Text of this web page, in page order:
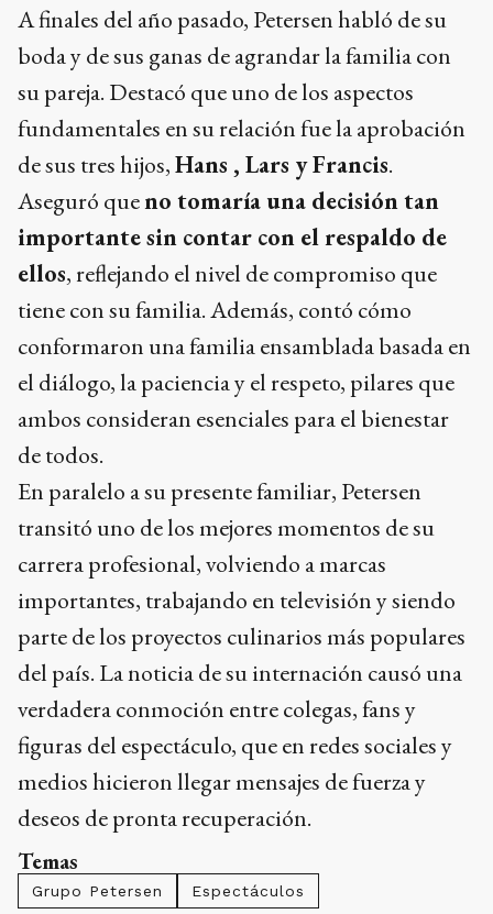
A finales del año pasado, Petersen habló de su
boda y de sus ganas de agrandar la familia con
su pareja. Destacó que uno de los aspectos
fundamentales en su relación fue la aprobación
de sus tres hijos,Hans , Lars y Francis.
Aseguró queno tomaría una decisión tan
importante sin contar con el respaldo de
ellos, reflejando el nivel de compromiso que
tiene con su familia. Además, contó cómo
conformaron una familia ensamblada basada en
el diálogo, la paciencia y el respeto, pilares que
ambos consideran esenciales para el bienestar
de todos.
En paralelo a su presente familiar, Petersen
transitó uno de los mejores momentos de su
carrera profesional, volviendo a marcas
importantes, trabajando en televisión y siendo
parte de los proyectos culinarios más populares
del país. La noticia de su internación causó una
verdadera conmoción entre colegas, fans y
figuras del espectáculo, que en redes sociales y
medios hicieron llegar mensajes de fuerza y
deseos de pronta recuperación.
Temas
Grupo Petersen Espectáculos